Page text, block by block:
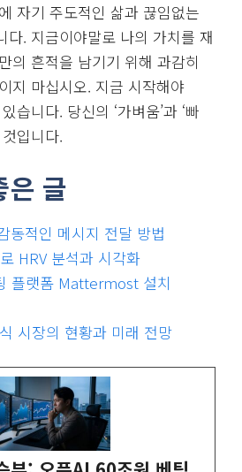
자기 주도적인 삶과 끊임없는
다. 지금이야말로 나의 가치를 재
의 흔적을 남기기 위해 과감히
지 마십시오. 지금 시작해야
습니다. 당신의 ‘가벼움’과 ‘빠
입니다.
은 글
동적인 메시지 전달 방법
HRV 분석과 시각화
플랫폼 Mattermost 설치
시장의 현황과 미래 전망